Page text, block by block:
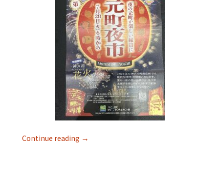
Continue reading →